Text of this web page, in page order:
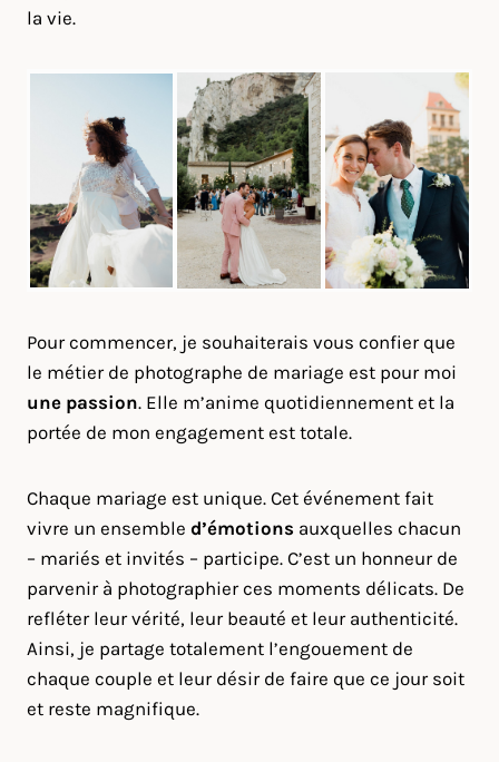
la vie.
Pour commencer, je souhaiterais vous confier que
le métier de photographe de mariage est pour moi
une passion. Elle m’anime quotidiennement et la
portée de mon engagement est totale.
Chaque mariage est unique. Cet événement fait
vivre un ensemble d’émotions auxquelles chacun
– mariés et invités – participe. C’est un honneur de
parvenir à photographier ces moments délicats. De
refléter leur vérité, leur beauté et leur authenticité.
Ainsi, je partage totalement l’engouement de
chaque couple et leur désir de faire que ce jour soit
et reste magnifique.